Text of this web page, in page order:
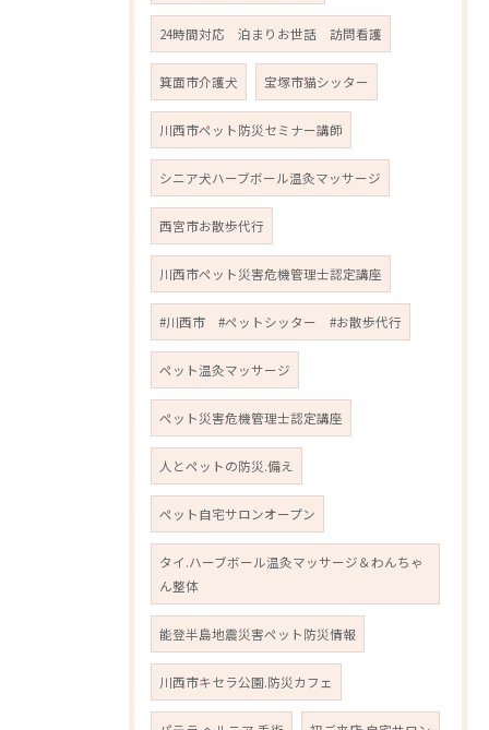
24時間対応 泊まりお世話 訪問看護
箕面市介護犬 宝塚市猫シッター
川西市ペット防災セミナー講師
シニア犬ハーブボール温灸マッサージ
西宮市お散歩代行
川西市ペット災害危機管理士認定講座
#川西市 #ペットシッター #お散歩代行
ペット温灸マッサージ
ペット災害危機管理士認定講座
人とペットの防災.備え
ペット自宅サロンオープン
タイ.ハーブボール温灸マッサージ＆わんちゃ
ん整体
能登半島地震災害ペット防災情報
川西市キセラ公園.防災カフェ